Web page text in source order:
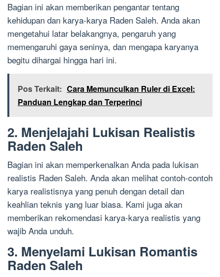
Bagian ini akan memberikan pengantar tentang
kehidupan dan karya-karya Raden Saleh. Anda akan
mengetahui latar belakangnya, pengaruh yang
memengaruhi gaya seninya, dan mengapa karyanya
begitu dihargai hingga hari ini.
Pos Terkait: Cara Memunculkan Ruler di Excel:
Panduan Lengkap dan Terperinci
2. Menjelajahi Lukisan Realistis
Raden Saleh
Bagian ini akan memperkenalkan Anda pada lukisan
realistis Raden Saleh. Anda akan melihat contoh-contoh
karya realistisnya yang penuh dengan detail dan
keahlian teknis yang luar biasa. Kami juga akan
memberikan rekomendasi karya-karya realistis yang
wajib Anda unduh.
3. Menyelami Lukisan Romantis
Raden Saleh